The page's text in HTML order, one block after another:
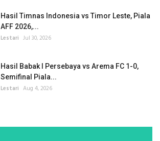
Hasil Timnas Indonesia vs Timor Leste, Piala
AFF 2026,...
Lestari Jul 30, 2026
Hasil Babak I Persebaya vs Arema FC 1-0,
Semifinal Piala...
Lestari Aug 4, 2026